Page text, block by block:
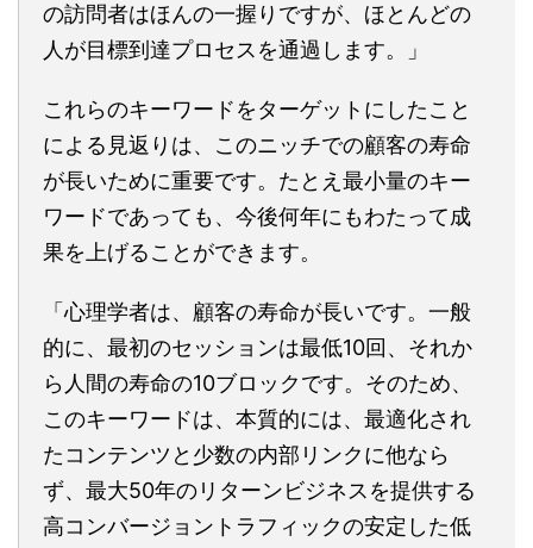
の訪問者はほんの一握りですが、ほとんどの
人が目標到達プロセスを通過します。」
これらのキーワードをターゲットにしたこと
による見返りは、このニッチでの顧客の寿命
が長いために重要です。たとえ最小量のキー
ワードであっても、今後何年にもわたって成
果を上げることができます。
「心理学者は、顧客の寿命が長いです。一般
的に、最初のセッションは最低10回、それか
ら人間の寿命の10ブロックです。そのため、
このキーワードは、本質的には、最適化され
たコンテンツと少数の内部リンクに他なら
ず、最大50年のリターンビジネスを提供する
高コンバージョントラフィックの安定した低